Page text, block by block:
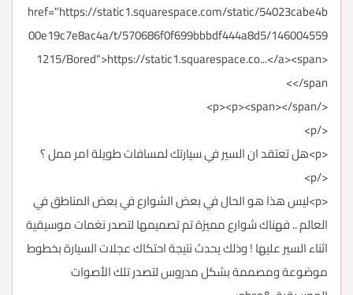
href="https://static1.squarespace.com/static/54023cabe4b
00e19c7e8ac4a/t/570686f0f699bbbdf444a8d5/146004559
1215/Bored">https://static1.squarespace.co...</a><span>
</span>
</p><p><span></span>
</p>
<p>هل تعتقد ان السير في سيارتك لمسافات طويلة امر ممل ؟
</p>
<p>ليس هذا هو الحال في بعض الشوارع في بعض المناطق في
العالم .. فهناك شوارع مميزة تم تصميمها لتصدر نغمات موسيقية
اثناء السير عليها ! وذلك يحدث نتيجة احتكاك عجلات السيارة بخطوط
موضوعة ومصممة بشكل مدروس لتصدر تلك الأصوات